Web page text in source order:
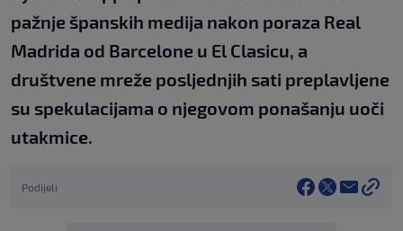
pažnje španskih medija nakon poraza Real
Madrida od Barcelone u El Clasicu, a
društvene mreže posljednjih sati preplavljene
su spekulacijama o njegovom ponašanju uoči
utakmice.
Podijeli